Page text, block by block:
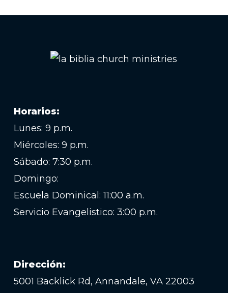
Horarios:
Lunes: 9 p.m.
Miércoles: 9 p.m.
Sábado: 7:30 p.m.
Domingo:
Escuela Dominical: 11:00 a.m.
Servicio Evangelistico: 3:00 p.m.
Dirección:
5001 Backlick Rd, Annandale, VA 22003